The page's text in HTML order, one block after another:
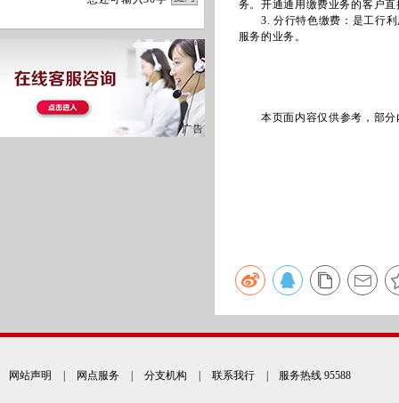
务。开通通用缴费业务的客户
3. 分行特色缴费：是工行利
服务的业务。
本页面内容仅供参考，部
网站声明 网点服务 分支机构 联系我行 | 服务热线 95588